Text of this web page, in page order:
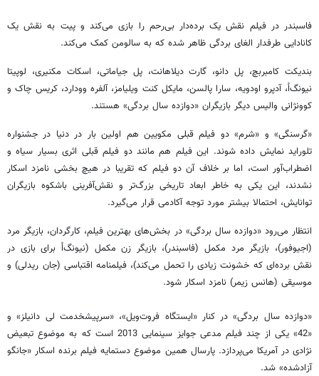
فاسبندر در فیلم نقش یک برده‌دار بی‌رحم را بازی می‌کند و پیت به نقش یک
کانادایی طرفدار الغای بردگی ظاهر شده که به سالومن کمک می‌کند.
بندیکت کامبربچ، پل دانو، گارت دیلاهانت، پل جیاماتی، اسکات مکنیری، لوپیتا
نیونگ‌اُ، آدپرو اودویه، سارا پالسن، مایکل کنت ویلیامز، آلفره وودارد، کریس چاک و
کوونژانی والیس دیگر بازیگران «دوازده سال بردگی» هستند.
«گرسنگی» و «شرم» دو فیلم قبلی مکویین هم اولین بار در دنیا در جشنواره
تلوراید نمایش داده شوند. این فیلم هم مانند دو فیلم قبلی اثری بسیار سیاه و
اضطراب‌آور است، اما بر خلاف آن دو فیلم که تقریبا در هیچ بخشی نامزد اسکار
نشدند، این یکی به خاطر ابعاد تاریخی بزرگ‌تر و نقش‌آفرینی باشکوه بازیگران
توانایش، احتمالا بیشتر مورد توجه آکادمی قرار می‌گیرد.
انتظار می‌رود «دوازده سال بردگی» در بخش‌های بهترین فیلم، کارگردان، بازیگر مرد
(اجیوفور)، بازیگر مرد مکمل (فاسبندر)، بازیگر زن مکمل (نیونگ‌اُ برای بازی در
نقش برده‌ای که خشونت زیادی را تحمل می‌کند)، فیلمنامه اقتباسی (جان ریدلی) و
موسیقی (هانس زیمر) نامزد اسکار شود.
«دوازده سال بردگی» در کنار «ایستگاه فروت‌ویل»، «سرپیشخدمت لی دانیلز» و
«42» یکی از چند فیلم مدعی جوایز سینمایی 2013 است که به موضوع تبعیض
نژادی در آمریکا می‌پردازد. پارسال همین موضوع دستمایه فیلم برنده اسکار «جانگو
آزادشده» شد.